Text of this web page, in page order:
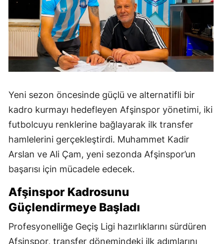
Yeni sezon öncesinde güçlü ve alternatifli bir
kadro kurmayı hedefleyen Afşinspor yönetimi, iki
futbolcuyu renklerine bağlayarak ilk transfer
hamlelerini gerçekleştirdi. Muhammet Kadir
Arslan ve Ali Çam, yeni sezonda Afşinspor’un
başarısı için mücadele edecek.
Afşinspor Kadrosunu
Güçlendirmeye Başladı
Profesyonelliğe Geçiş Ligi hazırlıklarını sürdüren
Afşinspor, transfer dönemindeki ilk adımlarını